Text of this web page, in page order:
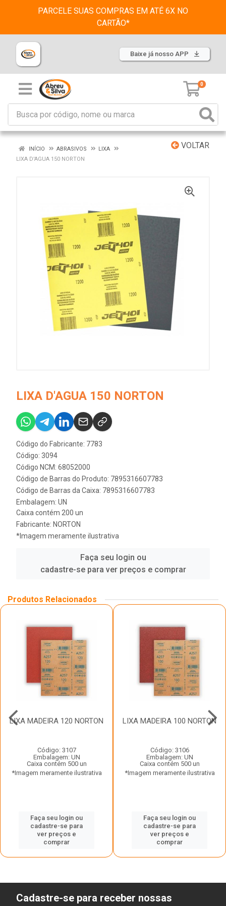
PARCELE SUAS COMPRAS EM ATÉ 6X NO
CARTÃO*
Baixe já nosso APP
0
VOLTAR
INÍCIO ABRASIVOS
LIXA
LIXA D'AGUA 150 NORTON
LIXA D'AGUA 150 NORTON
Código do Fabricante: 7783
Código: 3094
Código NCM: 68052000
Código de Barras do Produto: 7895316607783
Código de Barras da Caixa: 7895316607783
Embalagem: UN
Caixa contém 200 un
Fabricante: NORTON
*Imagem meramente ilustrativa
Faça seu login ou
cadastre-se para ver preços e comprar
Produtos Relacionados
LIXA MADEIRA 120 NORTON
Código: 3107
Embalagem: UN
Caixa contém 500 un
*Imagem meramente ilustrativa
Faça seu login ou
cadastre-se para
ver preços e
comprar
LIXA MADEIRA 100 NORTON
Código: 3106
Embalagem: UN
Caixa contém 500 un
*Imagem meramente ilustrativa
Faça seu login ou
cadastre-se para
ver preços e
comprar
Cadastre-se para receber nossas